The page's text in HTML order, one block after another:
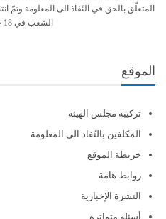
المتعلّق بالحق في النّفاذ الى المعلومة
الشعب في 18 جويلية 2017
الموقع
تركيبة مجلس الهيئة
المكلفين بالنّفاذ الى المعلومة
خريطة الموقع
روابط هامة
النشرة الإخبارية
أسئلة متواترة